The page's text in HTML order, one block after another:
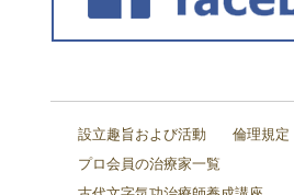
設立趣旨および活動
倫理規定
プロ会員の治療家一覧